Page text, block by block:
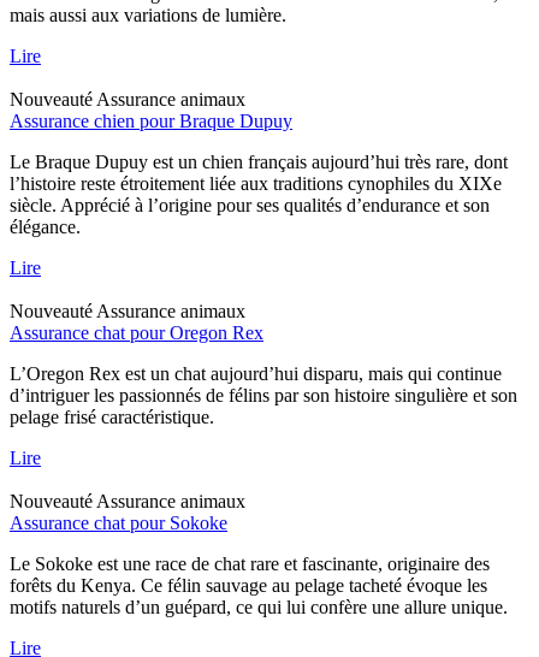
mais aussi aux variations de lumière.
Lire
Nouveauté Assurance animaux
Assurance chien pour Braque Dupuy
Le Braque Dupuy est un chien français aujourd’hui très rare, dont
l’histoire reste étroitement liée aux traditions cynophiles du XIXe
siècle. Apprécié à l’origine pour ses qualités d’endurance et son
élégance.
Lire
Nouveauté Assurance animaux
Assurance chat pour Oregon Rex
L’Oregon Rex est un chat aujourd’hui disparu, mais qui continue
d’intriguer les passionnés de félins par son histoire singulière et son
pelage frisé caractéristique.
Lire
Nouveauté Assurance animaux
Assurance chat pour Sokoke
Le Sokoke est une race de chat rare et fascinante, originaire des
forêts du Kenya. Ce félin sauvage au pelage tacheté évoque les
motifs naturels d’un guépard, ce qui lui confère une allure unique.
Lire